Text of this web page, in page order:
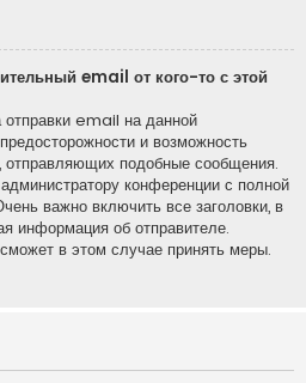
email от кого-то с этой
email на данной
и возможность
отправляющих подобные сообщения.
конференции с полной
важно включить все заголовки, в
информация об отправителе.
в этом случае принять меры.